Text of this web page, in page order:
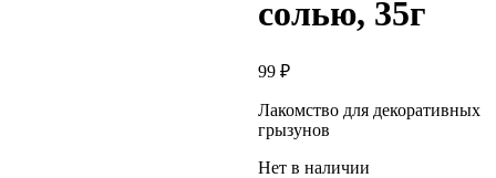
солью, 35г
99 ₽
Лакомство для декоративных
грызунов
Нет в наличии